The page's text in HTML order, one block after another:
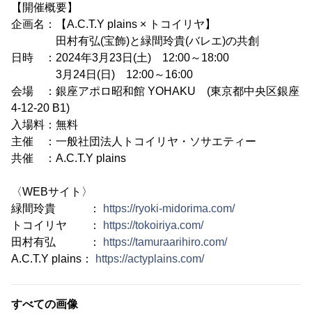
【開催概要】
企画名：【A.C.T.Y plains × トコイリヤ】
田村有弘(宝飾)と緑間玲貴(バレエ)の共創
日時 ：2024年3月23日(土) 12:00～18:00
3月24日(日) 12:00～16:00
会場 ：銀座アポロ昭和館 YOHAKU (東京都中央区銀座
4-12-20 B1)
入場料：無料
主催 ：一般社団法人トコイリヤ・ソサエティー
共催 ：A.C.T.Y plains
〈WEBサイト〉
緑間玲貴 ：
https://ryoki-midorima.com/
トコイリヤ ：
https://tokoiriya.com/
田村有弘 ：
https://tamuraarihiro.com/
A.C.T.Y plains：
https://actyplains.com/
すべての画像